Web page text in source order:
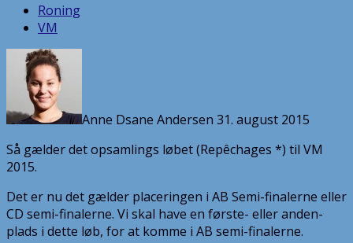
Roning
VM
Anne Dsane Andersen 31. august 2015
Så gælder det opsamlings løbet (Repêchages *) til VM
2015.
Det er nu det gælder placeringen i AB Semi-finalerne eller
CD semi-finalerne. Vi skal have en første- eller anden-
plads i dette løb, for at komme i AB semi-finalerne.